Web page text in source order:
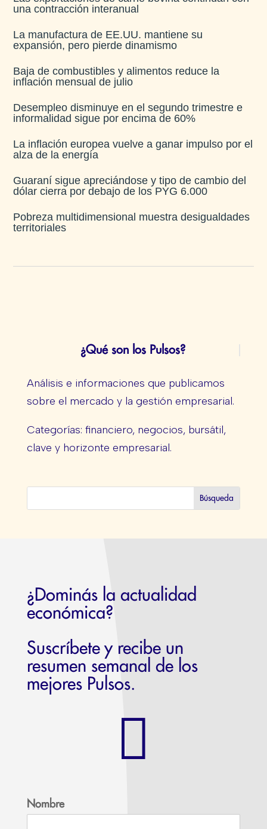
una contracción interanual
La manufactura de EE.UU. mantiene su
expansión, pero pierde dinamismo
Baja de combustibles y alimentos reduce la
inflación mensual de julio​
Desempleo disminuye en el segundo trimestre e
informalidad sigue por encima de 60%
La inflación europea vuelve a ganar impulso por el
alza de la energía
Guaraní sigue apreciándose y tipo de cambio del
dólar cierra por debajo de los PYG 6.000
Pobreza multidimensional muestra desigualdades
territoriales
¿Qué son los Pulsos?
Análisis e informaciones que publicamos
sobre el mercado y la gestión empresarial.
Categorías: financiero, negocios, bursátil,
clave y horizonte empresarial.
¿Dominás la actualidad
económica?
Suscríbete y recibe un
resumen semanal de los
mejores Pulsos.

Nombre